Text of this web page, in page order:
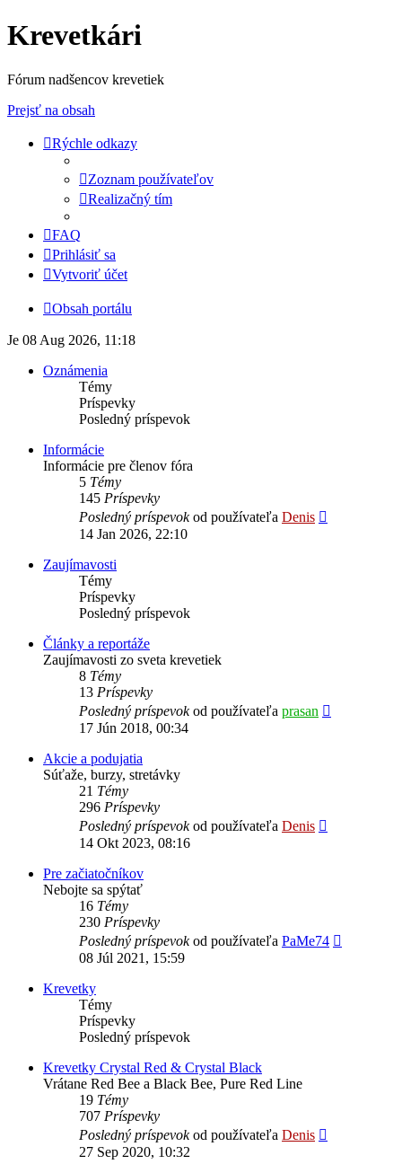
Krevetkári
Fórum nadšencov krevetiek
Prejsť na obsah
Rýchle odkazy
Zoznam používateľov
Realizačný tím
FAQ
Prihlásiť sa
Vytvoriť účet
Obsah portálu
Je 08 Aug 2026, 11:18
Oznámenia
Témy
Príspevky
Posledný príspevok
Informácie
Informácie pre členov fóra
5 Témy
145 Príspevky
Posledný príspevokod používateľa Denis
14 Jan 2026, 22:10
Zaujímavosti
Témy
Príspevky
Posledný príspevok
Články a reportáže
Zaujímavosti zo sveta krevetiek
8 Témy
13 Príspevky
Posledný príspevokod používateľa prasan
17 Jún 2018, 00:34
Akcie a podujatia
Súťaže, burzy, stretávky
21 Témy
296 Príspevky
Posledný príspevokod používateľa Denis
14 Okt 2023, 08:16
Pre začiatočníkov
Nebojte sa spýtať
16 Témy
230 Príspevky
Posledný príspevokod používateľa PaMe74
08 Júl 2021, 15:59
Krevetky
Témy
Príspevky
Posledný príspevok
Krevetky Crystal Red & Crystal Black
Vrátane Red Bee a Black Bee, Pure Red Line
19 Témy
707 Príspevky
Posledný príspevokod používateľa Denis
27 Sep 2020, 10:32